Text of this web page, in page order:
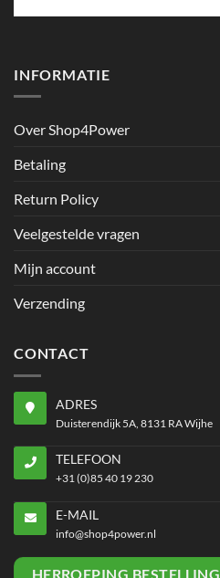
INFORMATIE
Over Shop4Power
Betaling
Return Policy
Veelgestelde vragen
Mijn account
Verzending
CONTACT
ADRES
Duisterendijk 5A, 8131 RA Wijhe
TELEFOON
+31 (0)85 40 19 230
E-MAIL
info@shop4power.nl
HERROEPING BESTELLING